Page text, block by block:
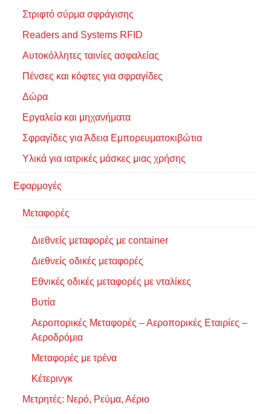
Στριφτό σύρμα σφράγισης
Readers and Systems RFID
Αυτοκόλλητες ταινίες ασφαλείας
Πένσες και κόφτες για σφραγίδες
Δώρα
Εργαλεία και μηχανήματα
Σφραγίδες για Άδεια Εμπορευματοκιβώτια
Υλικά για ιατρικές μάσκες μιας χρήσης
Εφαρμογές
Μεταφορές
Διεθνείς μεταφορές με container
Διεθνείς οδικές μεταφορές
Εθνικές οδικές μεταφορές με νταλίκες
Βυτία
Αεροπορικές Μεταφορές – Αεροπορικές Εταιρίες –
Αεροδρόμια
Μεταφορές με τρένα
Κέτερινγκ
Μετρητές: Νερό, Ρεύμα, Αέριο